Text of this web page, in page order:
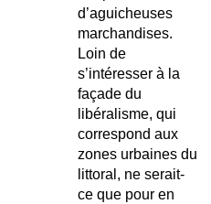
d’aguicheuses
marchandises.
Loin de
s’intéresser à la
façade du
libéralisme, qui
correspond aux
zones urbaines du
littoral, ne serait-
ce que pour en